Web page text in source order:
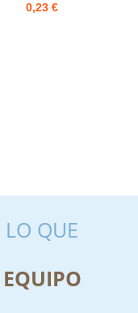
0,23 €
QUE
EQUIPO